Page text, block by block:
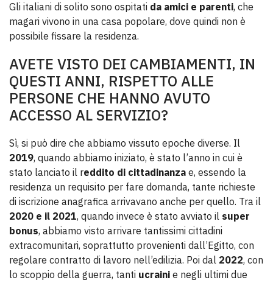
Gli italiani di solito sono ospitati da amici e parenti, che
magari vivono in una casa popolare, dove quindi non è
possibile fissare la residenza.
AVETE VISTO DEI CAMBIAMENTI, IN
QUESTI ANNI, RISPETTO ALLE
PERSONE CHE HANNO AVUTO
ACCESSO AL SERVIZIO?
Sì, si può dire che abbiamo vissuto epoche diverse. Il
2019, quando abbiamo iniziato, è stato l’anno in cui è
stato lanciato il reddito di cittadinanza e, essendo la
residenza un requisito per fare domanda, tante richieste
di iscrizione anagrafica arrivavano anche per quello. Tra il
2020 e il 2021, quando invece è stato avviato il super
bonus, abbiamo visto arrivare tantissimi cittadini
extracomunitari, soprattutto provenienti dall’Egitto, con
regolare contratto di lavoro nell’edilizia. Poi dal 2022, con
lo scoppio della guerra, tanti ucraini e negli ultimi due